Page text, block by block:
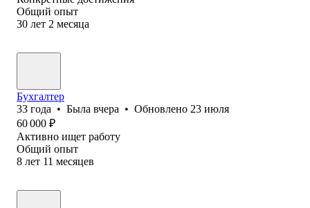
Общий опыт
30 лет 2 месяца
Бухгалтер
33 года • Была вчера • Обновлено 23 июля
60 000 ₽
Активно ищет работу
Общий опыт
8 лет 11 месяцев